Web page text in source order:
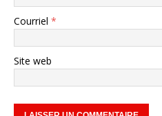
Courriel *
Site web